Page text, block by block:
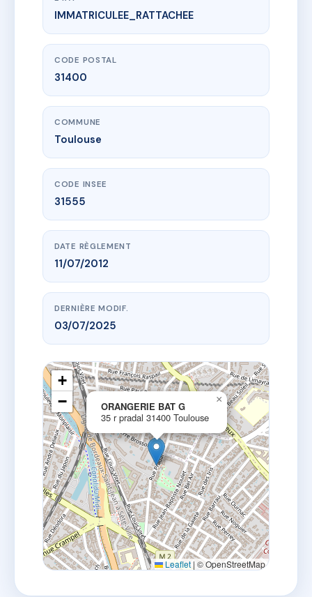
www.vme.plus/AC6836076
ORANGERIE BAT G
35 r pradal31400 Toulouse
IMMATRICULEE_RATTACHEE
CODE POSTAL
31400
COMMUNE
Toulouse
CODE INSEE
31555
DATE RÈGLEMENT
11/07/2012
DERNIÈRE MODIF.
03/07/2025
ORANGERIE BAT G
35 r pradal 31400 Toulouse
×
+
−
Leaflet | © OpenStreetMap